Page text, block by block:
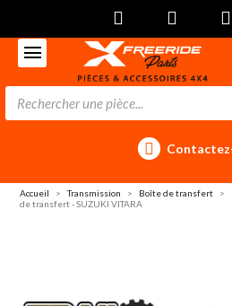
Accueil Transmission Boîte de transfert
de transfert - SUZUKI VITARA